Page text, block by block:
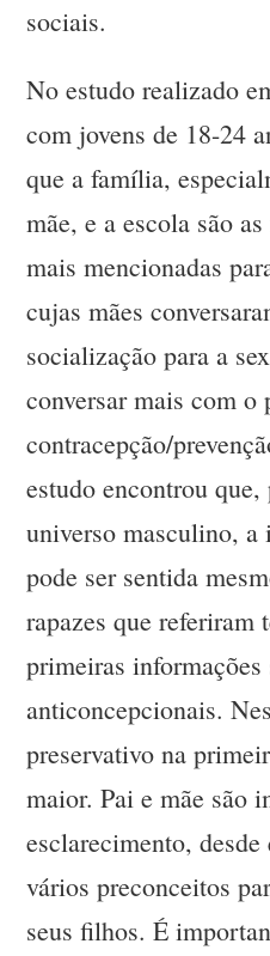
sociais.
No estudo realizado
com jovens de 18-24
que a família,
mãe, e a escola são
mais mencionadas
cujas mães
socialização para a
conversar mais com o
contracepção/
estudo encontrou
universo masculino,
pode ser sentida
rapazes que referiram
primeiras informações
anticoncepcionais.
preservativo na
maior. Pai e mãe são
esclarecimento,
vários preconceitos
seus filhos. É